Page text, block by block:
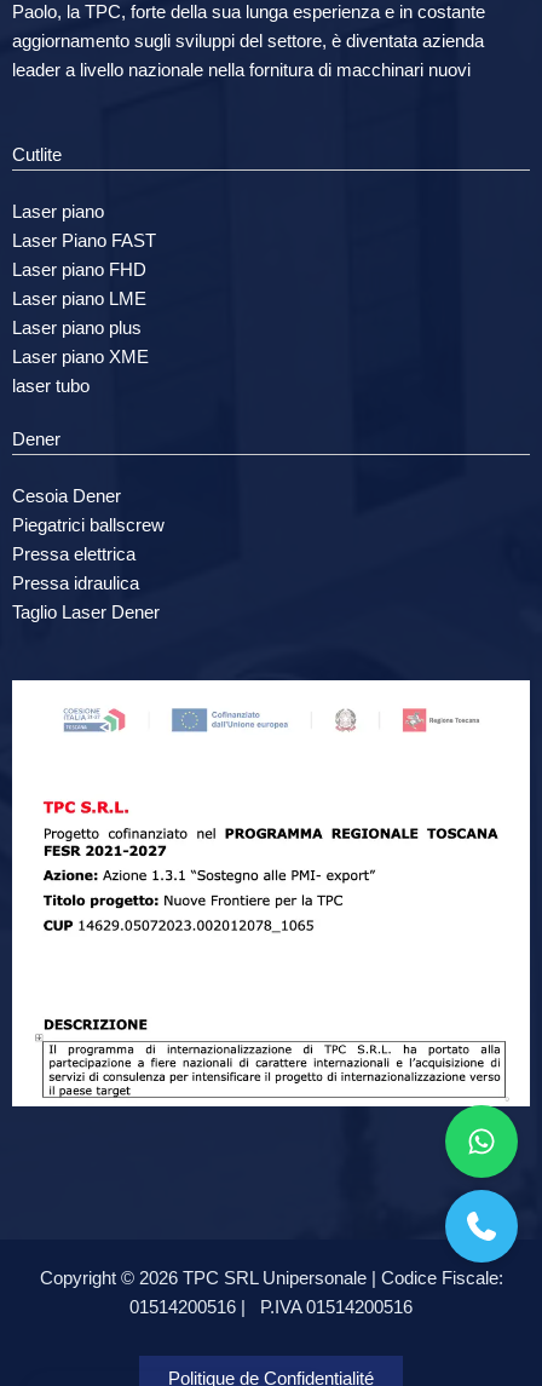
Paolo, la TPC, forte della sua lunga esperienza e in costante
aggiornamento sugli sviluppi del settore, è diventata azienda
leader a livello nazionale nella fornitura di macchinari nuovi
Cutlite
Laser piano
Laser Piano FAST
Laser piano FHD
Laser piano LME
Laser piano plus
Laser piano XME
laser tubo
Dener
Cesoia Dener
Piegatrici ballscrew
Pressa elettrica
Pressa idraulica
Taglio Laser Dener
Copyright © 2026 TPC SRL Unipersonale | Codice Fiscale:
01514200516 |
P.IVA 01514200516
Politique de Confidentialité